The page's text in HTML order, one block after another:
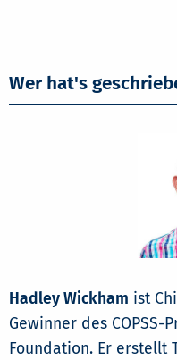
Wer hat's
Hadley Wickham ist
Gewinner des COPSS-
Foundation. Er erstellt